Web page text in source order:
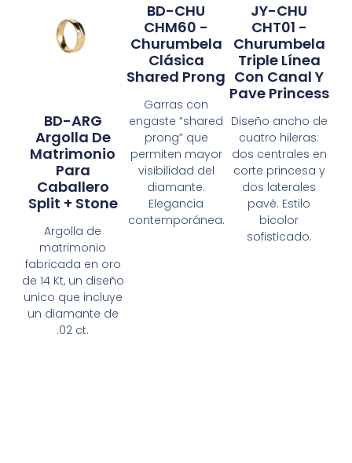
BD-ARG
Argolla De
Matrimonio
Para
Caballero
Split + Stone
Argolla de
matrimonio
fabricada en oro
de 14 Kt, un diseño
unico que incluye
un diamante de
.02 ct.
BD-CHU
CHM60 -
Churumbela
Clásica
Shared Prong
Garras con
engaste “shared
prong” que
permiten mayor
visibilidad del
diamante.
Elegancia
contemporánea.
JY-CHU
CHT01 -
Churumbela
Triple Línea
Con Canal Y
Pave Princess
Diseño ancho de
cuatro hileras:
dos centrales en
corte princesa y
dos laterales
pavé. Estilo
bicolor
sofisticado.